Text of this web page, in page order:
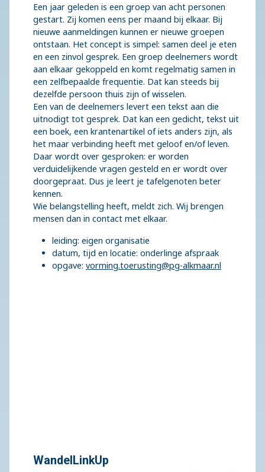
Een jaar geleden is een groep van acht personen
gestart. Zij komen eens per maand bij elkaar. Bij
nieuwe aanmeldingen kunnen er nieuwe groepen
ontstaan. Het concept is simpel: samen deel je eten
en een zinvol gesprek. Een groep deelnemers wordt
aan elkaar gekoppeld en komt regelmatig samen in
een zelfbepaalde frequentie. Dat kan steeds bij
dezelfde persoon thuis zijn of wisselen.
Een van de deelnemers levert een tekst aan die
uitnodigt tot gesprek. Dat kan een gedicht, tekst uit
een boek, een krantenartikel of iets anders zijn, als
het maar verbinding heeft met geloof en/of leven.
Daar wordt over gesproken: er worden
verduidelijkende vragen gesteld en er wordt over
doorgepraat. Dus je leert je tafelgenoten beter
kennen.
Wie belangstelling heeft, meldt zich. Wij brengen
mensen dan in contact met elkaar.
leiding: eigen organisatie
datum, tijd en locatie: onderlinge afspraak
opgave: vorming.toerusting@pg-alkmaar.nl
WandelLinkUp